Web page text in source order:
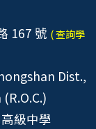
167 號 ( 查詢學
Dist.,
級中學